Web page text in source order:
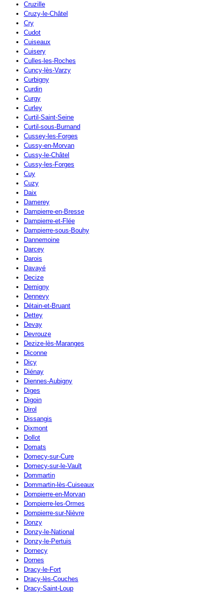
Cruzille
Cruzy-le-Châtel
Cry
Cudot
Cuiseaux
Cuisery
Culles-les-Roches
Cuncy-lès-Varzy
Curbigny
Curdin
Curgy
Curley
Curtil-Saint-Seine
Curtil-sous-Burnand
Cussey-les-Forges
Cussy-en-Morvan
Cussy-le-Châtel
Cussy-les-Forges
Cuy
Cuzy
Daix
Damerey
Dampierre-en-Bresse
Dampierre-et-Flée
Dampierre-sous-Bouhy
Dannemoine
Darcey
Darois
Davayé
Decize
Demigny
Dennevy
Détain-et-Bruant
Dettey
Devay
Devrouze
Dezize-lès-Maranges
Diconne
Dicy
Diénay
Diennes-Aubigny
Diges
Digoin
Dirol
Dissangis
Dixmont
Dollot
Domats
Domecy-sur-Cure
Domecy-sur-le-Vault
Dommartin
Dommartin-lès-Cuiseaux
Dompierre-en-Morvan
Dompierre-les-Ormes
Dompierre-sur-Nièvre
Donzy
Donzy-le-National
Donzy-le-Pertuis
Dornecy
Dornes
Dracy-le-Fort
Dracy-lès-Couches
Dracy-Saint-Loup